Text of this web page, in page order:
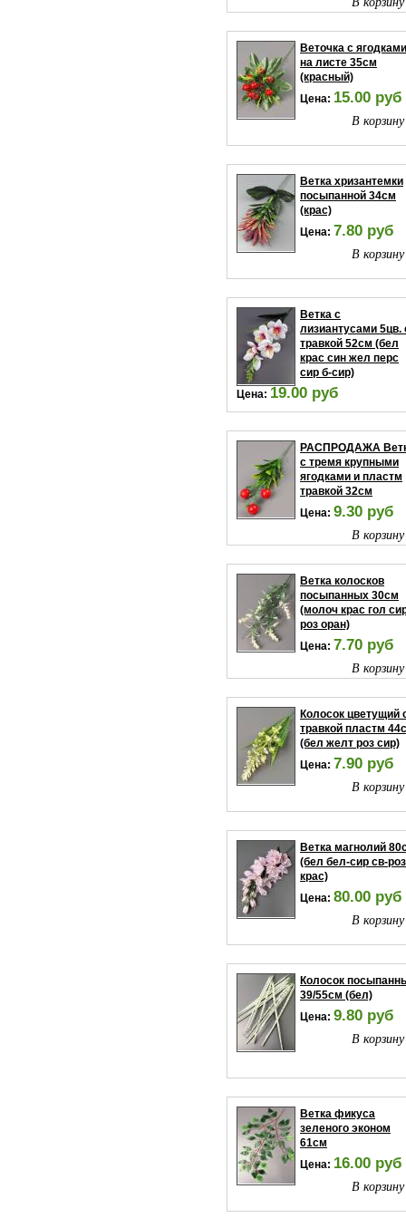
Веточка с ягодками
на листе 35см
(красный)
Цена: 15.00 руб
В
Ветка хризантемки
посыпанной 34см
(крас)
Цена: 7.80 руб
В
Ветка с
лизиантусами 5цв.
травкой 52см (бел
крас син жел перс
сир б-сир)
Цена: 19.00 руб
В
РАСПРОДАЖА
с тремя крупными
ягодками и пластм
травкой 32см
Цена: 9.30 руб
В
Ветка колосков
посыпанных 30см
(молоч крас гол
роз оран)
Цена: 7.70 руб
В
Колосок цветущий
травкой пластм
(бел желт роз сир)
Цена: 7.90 руб
В
Ветка магнолий
(бел бел-сир св-роз
крас)
Цена: 80.00 руб
В
Колосок
39/55см (бел)
Цена: 9.80 руб
В
Ветка фикуса
зеленого эконом
61см
Цена: 16.00 руб
В